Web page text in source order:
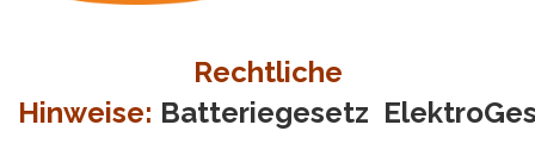
Rechtliche
Hinweise: Batteriegesetz